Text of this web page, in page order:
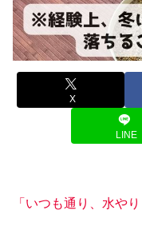
X
LINE
「いつも通り、水や